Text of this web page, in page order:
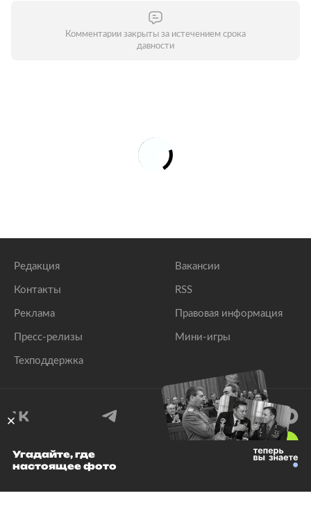
Комментарии закрыты за истечением срока
давности
Редакция
Контакты
Реклама
Пресс-релизы
Техподдержка
Вакансии
RSS
Правовая информация
Мини-игры
© 1999–2026 Все права защищены.
Угадайте, где
настоящее фото